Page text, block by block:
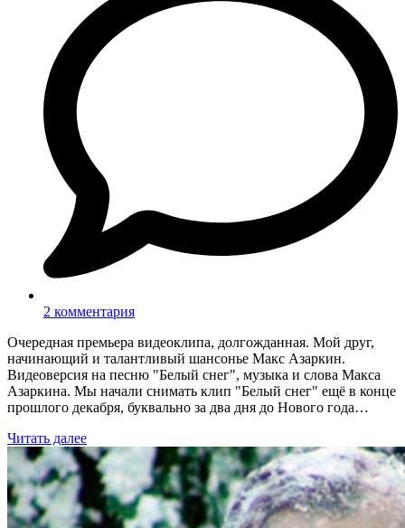
2 комментария
Очередная премьера видеоклипа, долгожданная. Мой друг,
начинающий и талантливый шансонье Макс Азаркин.
Видеоверсия на песню "Белый снег", музыка и слова Макса
Азаркина. Мы начали снимать клип "Белый снег" ещё в конце
прошлого декабря, буквально за два дня до Нового года…
Читать далее